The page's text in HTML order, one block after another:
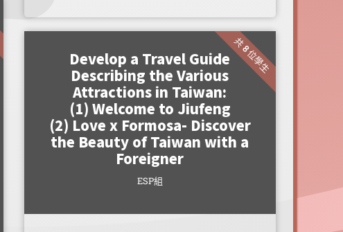
Develop a Travel Guide
Describing the Various
Attractions in Taiwan:
(1) Welcome to Jiufeng
(2) Love x Formosa- Discover
the Beauty of Taiwan with a
Foreigner
ESP組
共 8 位學生